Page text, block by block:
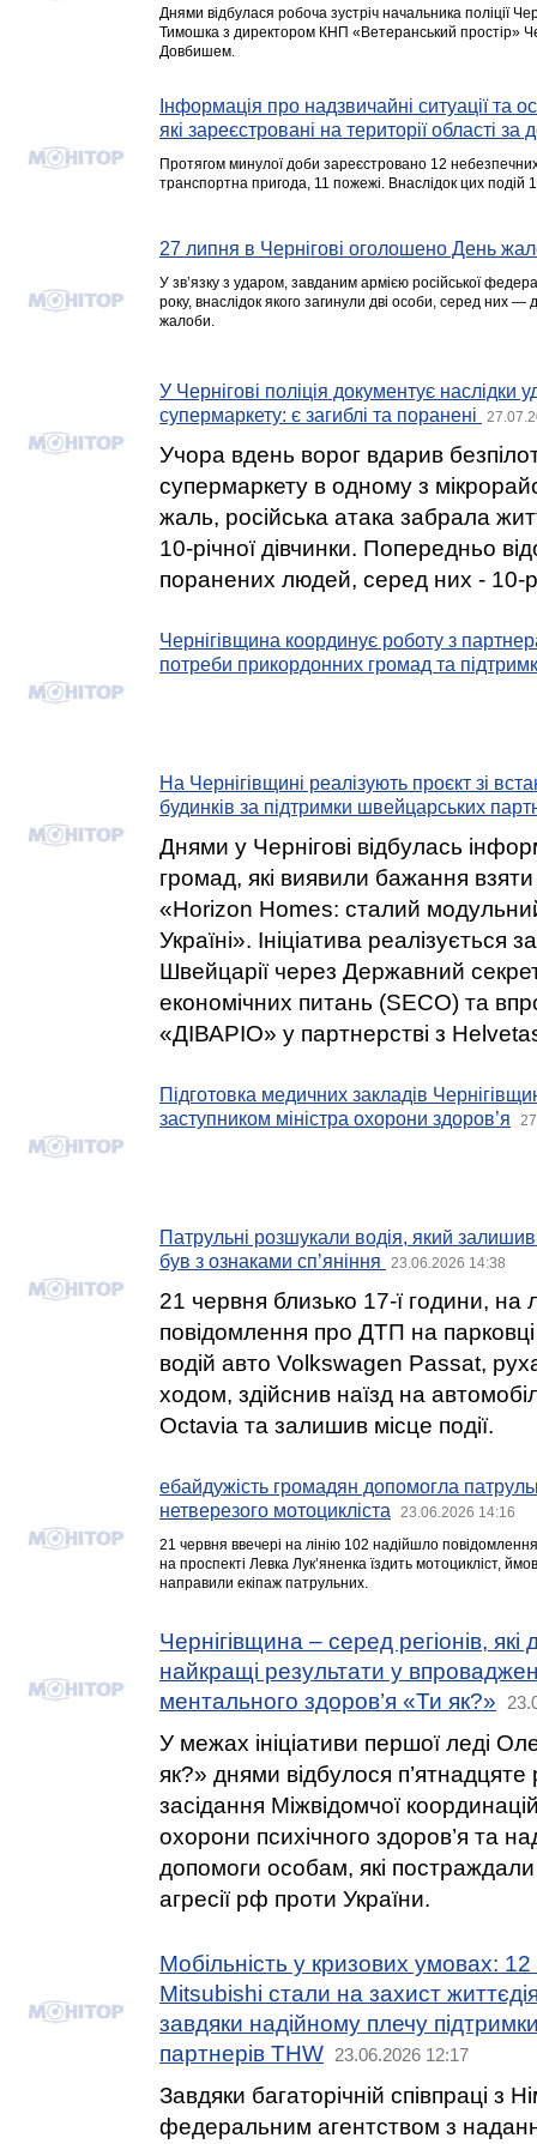
Днями відбулася робоча зустріч начальника поліції
Тимошка з директором КНП «Ветеранський простір»
Довбишем.
Інформація про надзвичайні ситуації та
які зареєстровані на території області за
Протягом минулої доби зареєстровано 12
транспортна пригода, 11 пожежі. Внаслідок цих подій
27 липня в Чернігові оголошено День
У зв’язку з ударом, завданим армією російської
року, внаслідок якого загинули дві особи, серед них —
жалоби.
У Чернігові поліція документує наслідки
супермаркету: є загиблі та поранені
Учора вдень ворог вдарив
супермаркету в одному з
жаль, російська атака забрала
10-річної дівчинки. Попередньо
поранених людей, серед них - 10-
Чернігівщина координує роботу з
потреби прикордонних громад та
На Чернігівщині реалізують проєкт зі
будинків за підтримки швейцарських
Днями у Чернігові відбулась
громад, які виявили бажання взяти
«Horizon Homes: сталий
Україні». Ініціатива реалізується
Швейцарії через Державний
економічних питань (SECO) та
«ДІВАРІО» у партнерстві з
Підготовка медичних закладів
заступником міністра охорони здоров’я
Патрульні розшукали водія, який
був з ознаками спʼяніння
23.06.2026 14:38
21 червня близько 17-ї години, на
повідомлення про ДТП на
водій авто Volkswagen Passat,
ходом, здійснив наїзд на
Octavia та залишив місце події.
ебайдужість громадян допомогла
нетверезого мотоцикліста
23.06.2026 14:16
21 червня ввечері на лінію 102 надійшло
на проспекті Левка Лукʼяненка їздить мотоцикліст,
направили екіпаж патрульних.
Чернігівщина – серед регіонів,
найкращі результати у
ментального здоров’я «Ти як?»
У межах ініціативи першої леді
як?» днями відбулося
засідання Міжвідомчої
охорони психічного здоров’я та
допомоги особам, які постраждали
агресії рф проти України.
Мобільність у кризових умовах:
Mitsubishi стали на захист
завдяки надійному плечу
партнерів THW
23.06.2026 12:17
Завдяки багаторічній співпраці з
федеральним агентством з